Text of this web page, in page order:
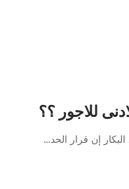
للاجور ؟؟
إن قرار الحد…